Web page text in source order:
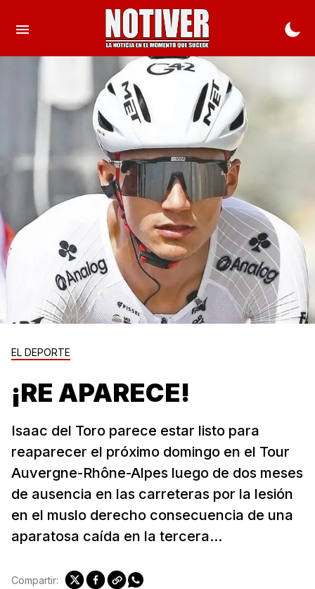
EL DEPORTE
¡RE APARECE!
Isaac del Toro parece estar listo para
reaparecer el próximo domingo en el Tour
Auvergne-Rhône-Alpes luego de dos meses
de ausencia en las carreteras por la lesión
en el muslo derecho consecuencia de una
aparatosa caída en la tercera...
Compartir: